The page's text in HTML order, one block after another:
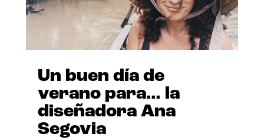
Un buen día de
verano para… la
diseñadora Ana
Segovia